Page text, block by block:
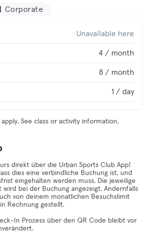
Corporate
Unavailable here
4 / month
8 / month
1 / day
See class or activity information.
direkt über die Urban Sports Club App!
dies eine verbindliche Buchung ist, und
eingehalten werden muss. Die jeweilige
wird bei der Buchung angezeigt. Andernfalls
von deinem monatlichen Besuchslimit
Rechnung gestellt.
In Prozess über den QR Code bleibt vor